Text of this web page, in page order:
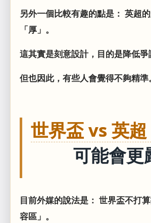
另外一個比較有趣的點是： 英超
「厚」。
這其實是刻意設計，目的是降低爭
但也因此，有些人會覺得不夠精準
世界盃 vs 英超
可能會更
目前外媒的說法是： 世界盃不打
容區」。